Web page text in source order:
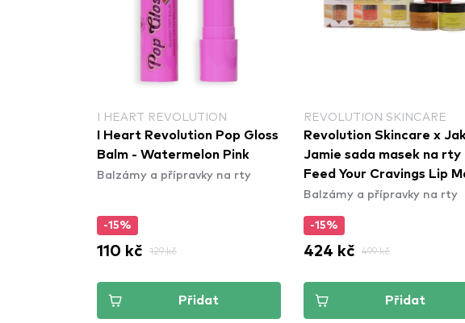
I HEART REVOLUTION
I Heart Revolution Pop Gloss
Balm - Watermelon Pink
Balzámy a přípravky na rty
-15%
110 kč 129 kč
Přidat
REVOLUTION SKINCARE
Revolution Skincare x
Jamie sada masek na rty
Feed Your Cravings Lip
Collection
Balzámy a přípravky na rty
-15%
424 kč 499 kč
Přidat